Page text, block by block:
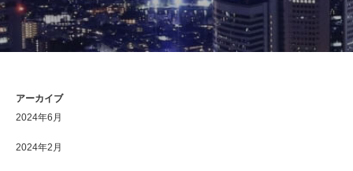
アーカイブ
2024年6月
2024年2月